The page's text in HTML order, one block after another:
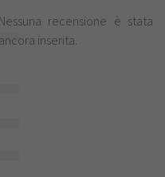
Nessuna recensione è stata
ancora inserita.